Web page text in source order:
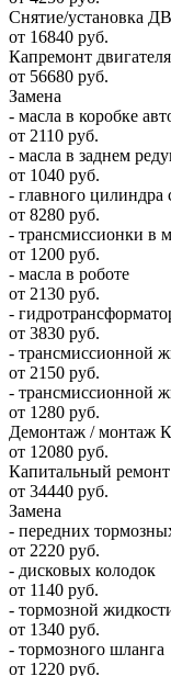
Снятие/установка
от 16840 руб.
Капремонт двигателя
от 56680 руб.
Замена
- масла в коробке
от 2110 руб.
- масла в заднем
от 1040 руб.
- главного цилиндра
от 8280 руб.
- трансмиссионки в
от 1200 руб.
- масла в роботе
от 2130 руб.
-
от 3830 руб.
- трансмиссионной
от 2150 руб.
- трансмиссионной
от 1280 руб.
Демонтаж / монтаж
от 12080 руб.
Капитальный
от 34440 руб.
Замена
- передних
от 2220 руб.
- дисковых колодок
от 1140 руб.
- тормозной
от 1340 руб.
- тормозного шланга
от 1220 руб.